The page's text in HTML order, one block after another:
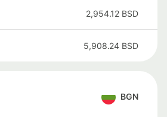
2,954.12 BSD
5,908.24 BSD
BGN